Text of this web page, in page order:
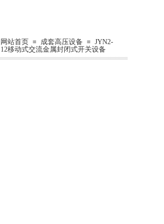
网站首页 ≡ 成套高压设备 ≡ JYN2-
12移动式交流金属封闭式开关设备